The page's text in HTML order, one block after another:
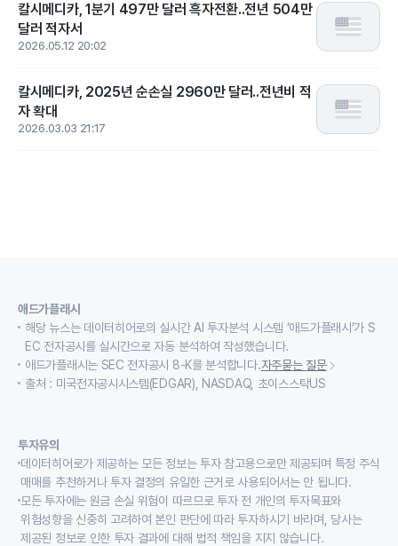
칼시메디카, 1분기 497만 달러 흑자전환..전년 504만
달러 적자서
2026.05.12 20:02
칼시메디카, 2025년 순손실 2960만 달러..전년비 적
자 확대
2026.03.03 21:17
애드가플래시
해당 뉴스는 데이터히어로의 실시간 AI 투자분석 시스템 ‘애드가플래시’가 S
EC 전자공시를 실시간으로 자동 분석하여 작성했습니다.
애드가플래시는 SEC 전자공시 8-K를 분석합니다.자주묻는 질문
출처 : 미국전자공시시스템(EDGAR), NASDAQ, 초이스스탁US
투자유의
데이터히어로가 제공하는 모든 정보는 투자 참고용으로만 제공되며 특정 주식
매매를 추천하거나 투자 결정의 유일한 근거로 사용되어서는 안 됩니다.
모든 투자에는 원금 손실 위험이 따르므로 투자 전 개인의 투자목표와
위험성향을 신중히 고려하여 본인 판단에 따라 투자하시기 바라며, 당사는
제공된 정보로 인한 투자 결과에 대해 법적 책임을 지지 않습니다.